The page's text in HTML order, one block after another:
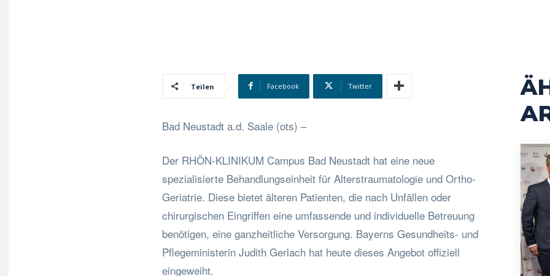
Teilen Facebook Twitter
Bad Neustadt a.d. Saale (ots) –
Der RHÖN-KLINIKUM Campus Bad Neustadt hat eine neue
spezialisierte Behandlungseinheit für Alterstraumatologie und Ortho-
Geriatrie. Diese bietet älteren Patienten, die nach Unfällen oder
chirurgischen Eingriffen eine umfassende und individuelle Betreuung
benötigen, eine ganzheitliche Versorgung. Bayerns Gesundheits- und
Pflegeministerin Judith Gerlach hat heute dieses Angebot offiziell
eingeweiht.